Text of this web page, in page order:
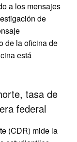
a los mensajes
de
de la oficina de
está
tasa de
federal
(CDR) mide la